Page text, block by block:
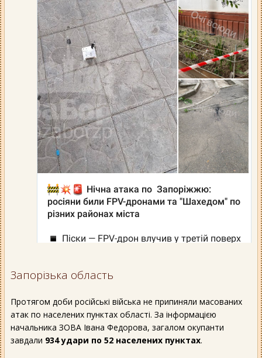
Запорізька область
Протягом доби російські війська не припиняли масованих
атак по населених пунктах області. За інформацією
начальника ЗОВА Івана Федорова, загалом окупанти
завдали 934 удари по 52 населених пунктах.